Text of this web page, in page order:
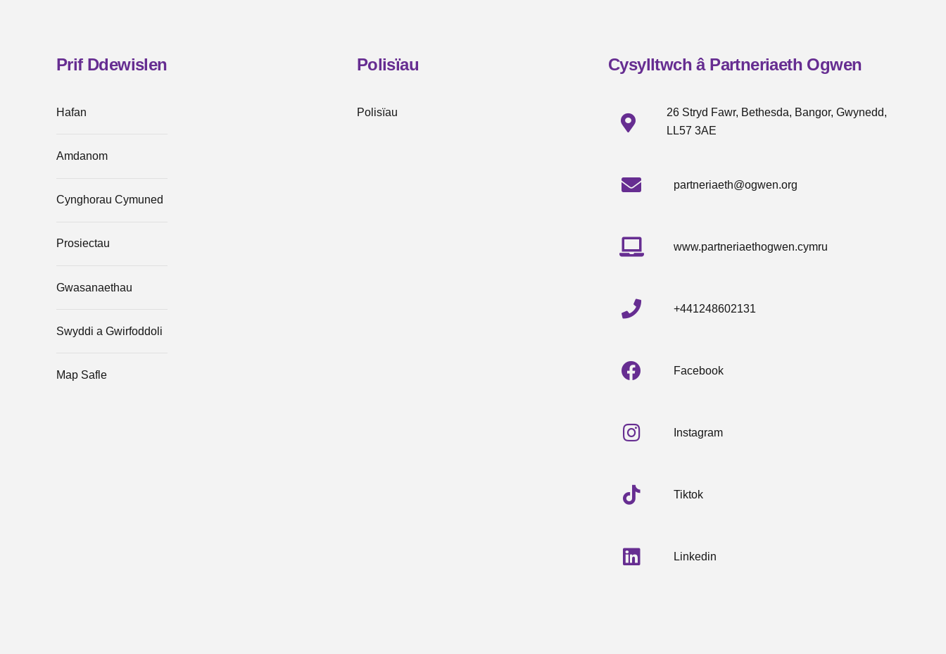
Prif Ddewislen
Hafan
Amdanom
Cynghorau Cymuned
Prosiectau
Gwasanaethau
Swyddi a Gwirfoddoli
Map Safle
Polisïau
Polisïau
Cysylltwch â Partneriaeth Ogwen
26 Stryd Fawr, Bethesda, Bangor, Gwynedd,
LL57 3AE
partneriaeth@ogwen.org
www.partneriaethogwen.cymru
+441248602131
Facebook
Instagram
Tiktok
Linkedin